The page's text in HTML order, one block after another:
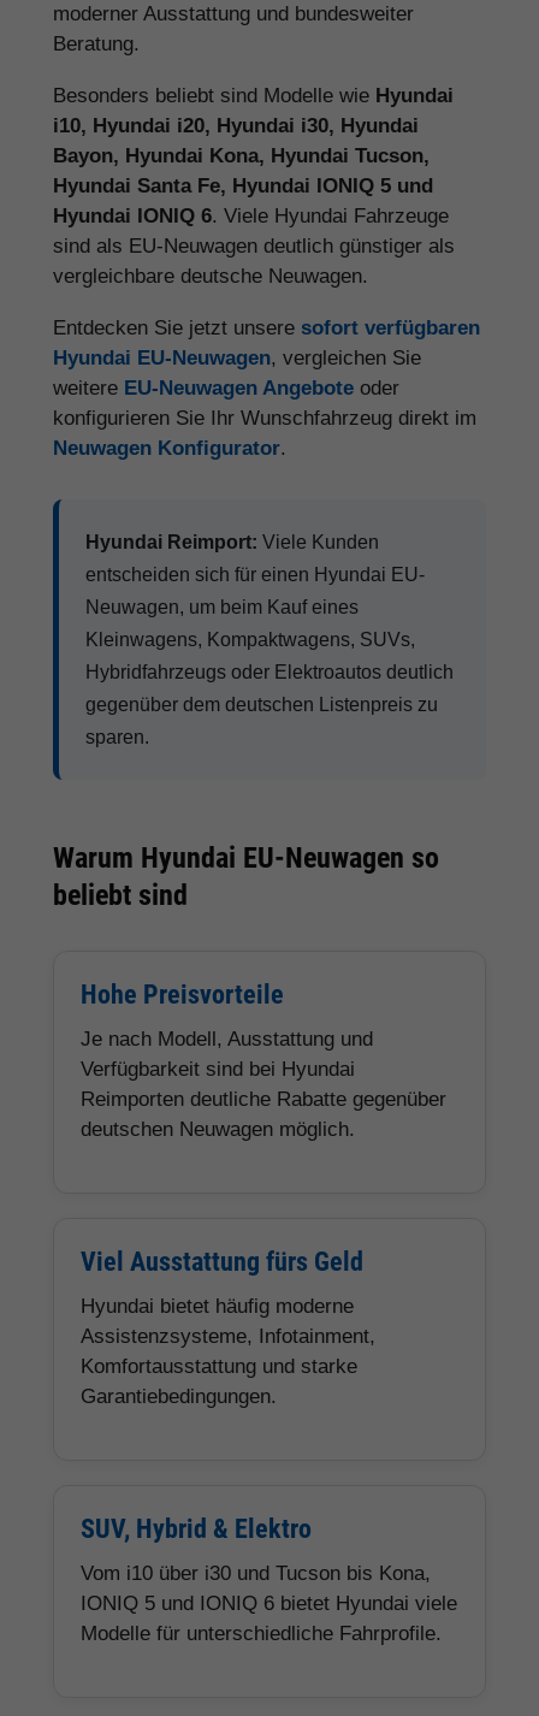
moderner Ausstattung und bundesweiter
Beratung.
Besonders beliebt sind Modelle wie Hyundai
i10, Hyundai i20, Hyundai i30, Hyundai
Bayon, Hyundai Kona, Hyundai Tucson,
Hyundai Santa Fe, Hyundai IONIQ 5 und
Hyundai IONIQ 6. Viele Hyundai Fahrzeuge
sind als EU-Neuwagen deutlich günstiger als
vergleichbare deutsche Neuwagen.
Entdecken Sie jetzt unsere sofort verfügbaren
Hyundai EU-Neuwagen, vergleichen Sie
weitere EU-Neuwagen Angebote oder
konfigurieren Sie Ihr Wunschfahrzeug direkt im
Neuwagen Konfigurator.
Hyundai Reimport: Viele Kunden
entscheiden sich für einen Hyundai EU-
Neuwagen, um beim Kauf eines
Kleinwagens, Kompaktwagens, SUVs,
Hybridfahrzeugs oder Elektroautos deutlich
gegenüber dem deutschen Listenpreis zu
sparen.
Warum Hyundai EU-Neuwagen so
beliebt sind
Hohe Preisvorteile
Je nach Modell, Ausstattung und
Verfügbarkeit sind bei Hyundai
Reimporten deutliche Rabatte gegenüber
deutschen Neuwagen möglich.
Viel Ausstattung fürs Geld
Hyundai bietet häufig moderne
Assistenzsysteme, Infotainment,
Komfortausstattung und starke
Garantiebedingungen.
SUV, Hybrid & Elektro
Vom i10 über i30 und Tucson bis Kona,
IONIQ 5 und IONIQ 6 bietet Hyundai viele
Modelle für unterschiedliche Fahrprofile.